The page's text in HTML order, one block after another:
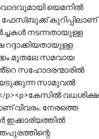
യെമനിൽ
കുറിപ്പിലാണ്
നടന്നതായുള്ള
മുതലേ സമവായ
സഹോദരന്മാരിൽ
സാമുവൽ
p><p>കേസിൽ വധശിക്ഷ
വിവരം. നേരത്തെ
ഇക്കാര്യത്തിൽ